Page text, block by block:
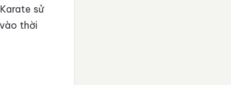
sử
thời